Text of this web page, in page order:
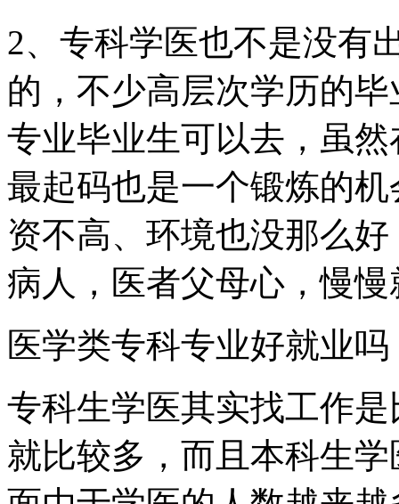
2、专科学医也不是没有
的，不少高层次学历的
专业毕业生可以去，虽
最起码也是一个锻炼的
资不高、环境也没那么
病人，医者父母心，慢
医学类专科专业好就业吗
专科生学医其实找工作
就比较多，而且本科生